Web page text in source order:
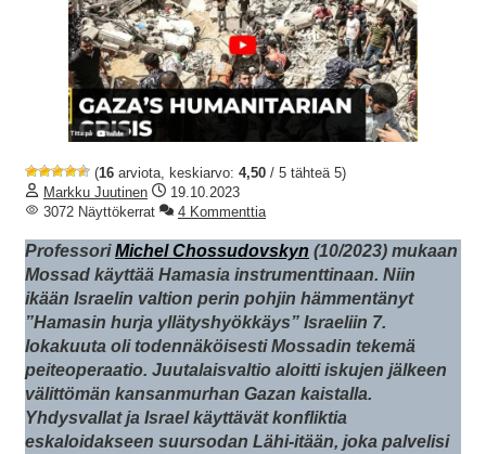
(16 arviota, keskiarvo: 4,50 / 5 tähteä 5)
Markku Juutinen
19.10.2023
3072 Näyttökerrat
4 Kommenttia
ProfessoriMichel Chossudovskyn (10/2023) mukaan
Mossad käyttää Hamasia instrumenttinaan. Niin
ikään Israelin valtion perin pohjin hämmentänyt
”Hamasin hurja yllätyshyökkäys” Israeliin 7.
lokakuuta oli todennäköisesti Mossadin tekemä
peiteoperaatio. Juutalaisvaltio aloitti iskujen jälkeen
välittömän kansanmurhan Gazan kaistalla.
Yhdysvallat ja Israel käyttävät konfliktia
eskaloidakseen suursodan Lähi-itään, joka palvelisi